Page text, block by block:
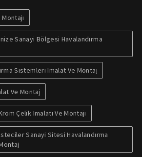
Sanayi Bölgesi Havalandırma
Sistemleri Imalat Ve Montaj
Ve Montaj
Çelik Imalatı Ve Montajı
Sanayi Sitesi Havalandırma